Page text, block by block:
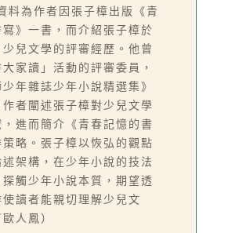
料為作者因張子樟出版《青
》一書，而介紹張子樟於
少兒文學的評審經歷。他曾
家讀」活動的評審委員，
年雜誌少年小說精選集》
者闡述張子樟對少兒文學
進而簡介《青春記憶的書
策略。張子樟以恢弘的觀點
架構，在少年小說的技法
觸少年小說本質，期望透
讀者能親切理解少兒文
人鳳）